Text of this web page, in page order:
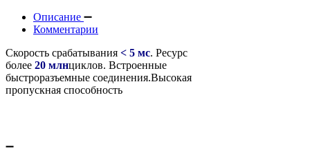
Описание
Комментарии
Скорость срабатывания < 5 мс. Ресурс
более 20 млнциклов. Встроенные
быстроразъемные соединения.Высокая
пропускная способность